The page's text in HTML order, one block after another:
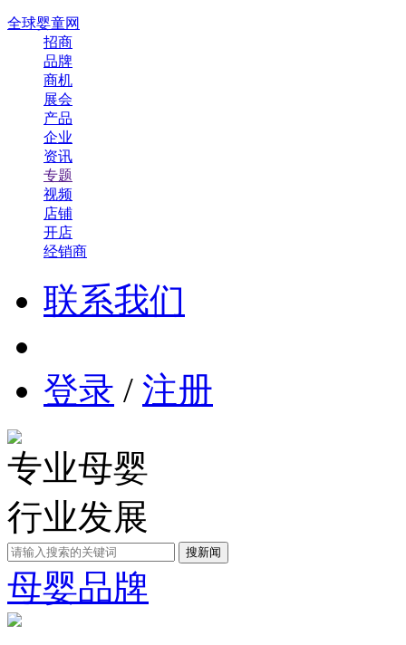
全球婴童网
招商
品牌
商机
展会
产品
企业
资讯
专题
视频
店铺
开店
经销商
联系我们
登录 / 注册
专业母婴
行业发展
母婴品牌